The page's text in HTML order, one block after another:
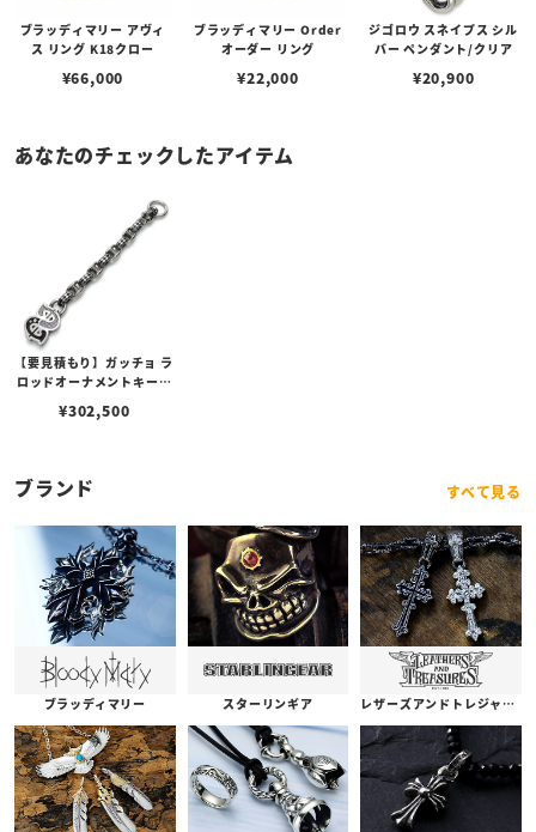
ブラッディマリー アヴィ
ス リング K18クロー
¥66,000
ブラッディマリー Order
オーダー リング
¥22,000
ジゴロウ スネイプス シル
バー ペンダント/クリア
¥20,900
あなたのチェックしたアイテム
【要見積もり】ガッチョ ラ
ロッドオーナメントキーチ
er. ルーレット＆フィンア
¥302,500
ブランド すべて見る
ブラッディマリー スターリンギア レザーズアンドトレジャーズ